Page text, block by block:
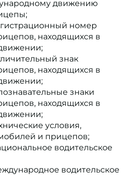
движению
номер
находящихся в
знак
находящихся в
знаки
находящихся в
условия,
и прицепов;
водительское
водительское